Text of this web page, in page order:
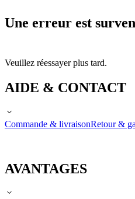
Une erreur est
Veuillez réessayer plus tard.
AIDE & CONTACT
Commande & livraisonRetour &
AVANTAGES